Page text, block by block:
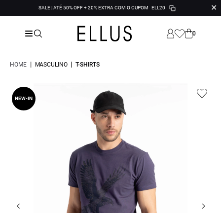
SALE | ATÉ 50% OFF + 20% EXTRA COM O CUPOM ELL20 ✕
0
HOME | MASCULINO | T-SHIRTS
NEW-IN